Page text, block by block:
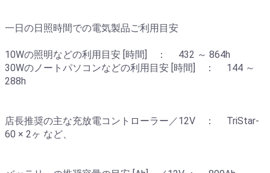
一日の日照時間での電気製品ご利用目安
10Wの照明などの利用目安 [時間] ： 432 ～ 864h
30Wのノートパソコンなどの利用目安 [時間] ： 144 ～
288h
店長推奨の主な充放電コントローラー／12V ： TriStar-
60 × 2ヶ など、